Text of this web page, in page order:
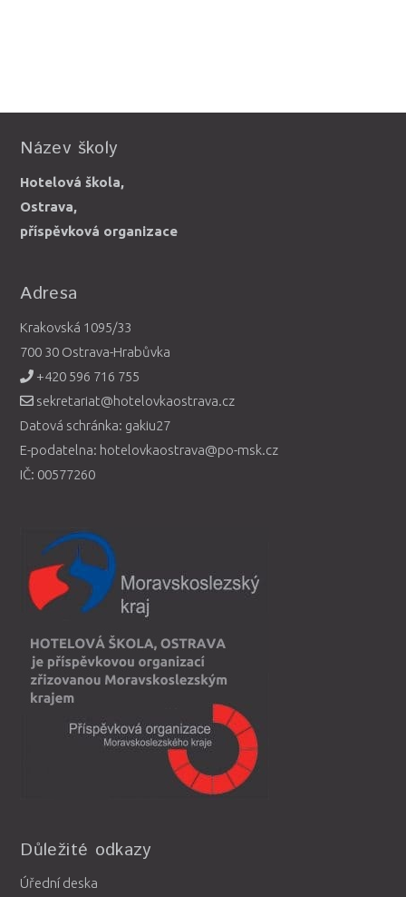
Název školy
Hotelová škola,
Ostrava,
příspěvková organizace
Adresa
Krakovská 1095/33
700 30 Ostrava-Hrabůvka
+420 596 716 755
sekretariat@hotelovkaostrava.cz
Datová schránka: gakiu27
E-podatelna: hotelovkaostrava@po-msk.cz
IČ: 00577260
Důležité odkazy
Úřední deska